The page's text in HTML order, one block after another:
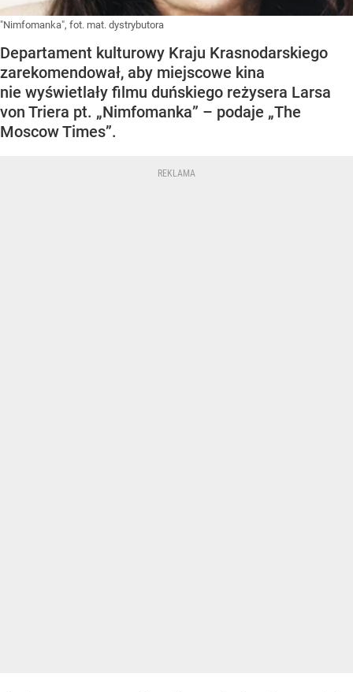
"Nimfomanka", fot. mat. dystrybutora
Departament kulturowy Kraju Krasnodarskiego
zarekomendował, aby miejscowe kina
nie wyświetlały filmu duńskiego reżysera Larsa
von Triera pt. „Nimfomanka” – podaje „The
Moscow Times”.